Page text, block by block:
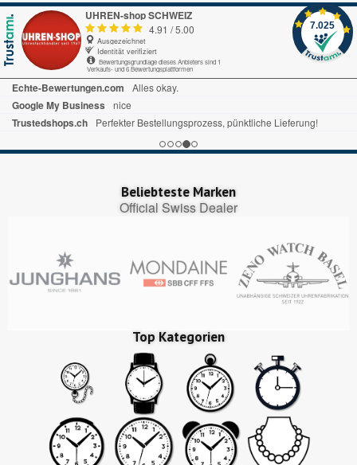
UHREN-shop SCHWEIZ
4.91 /5.00
Ausgezeichnet
Identität verifiziert
Bewertungsgrundlage dieses Anbieters sind 1
Verkaufs- und 6 Bewertungsplattformen
7.025
Echte-Bewertungen.com Alles okay.
Google My Business nice
Trustedshops.ch Perfekter Bestellungsprozess, pünktliche Lieferung!
Beliebteste Marken
Official Swiss Dealer
Top Kategorien